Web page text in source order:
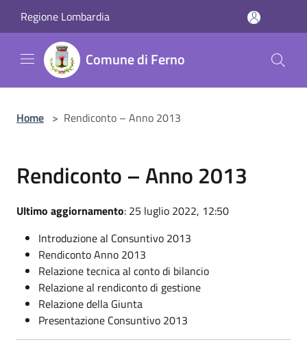
Regione Lombardia
Comune di Ferno
Home > Rendiconto – Anno 2013
Rendiconto – Anno 2013
Ultimo aggiornamento: 25 luglio 2022, 12:50
Introduzione al Consuntivo 2013
Rendiconto Anno 2013
Relazione tecnica al conto di bilancio
Relazione al rendiconto di gestione
Relazione della Giunta
Presentazione Consuntivo 2013